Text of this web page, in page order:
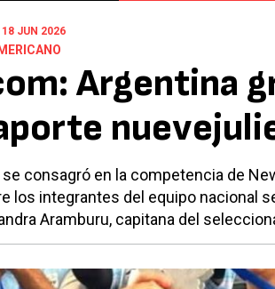
18 JUN 2026
Argentina
consagró en la competencia de
los integrantes del equipo nacional
Aramburu, capitana del